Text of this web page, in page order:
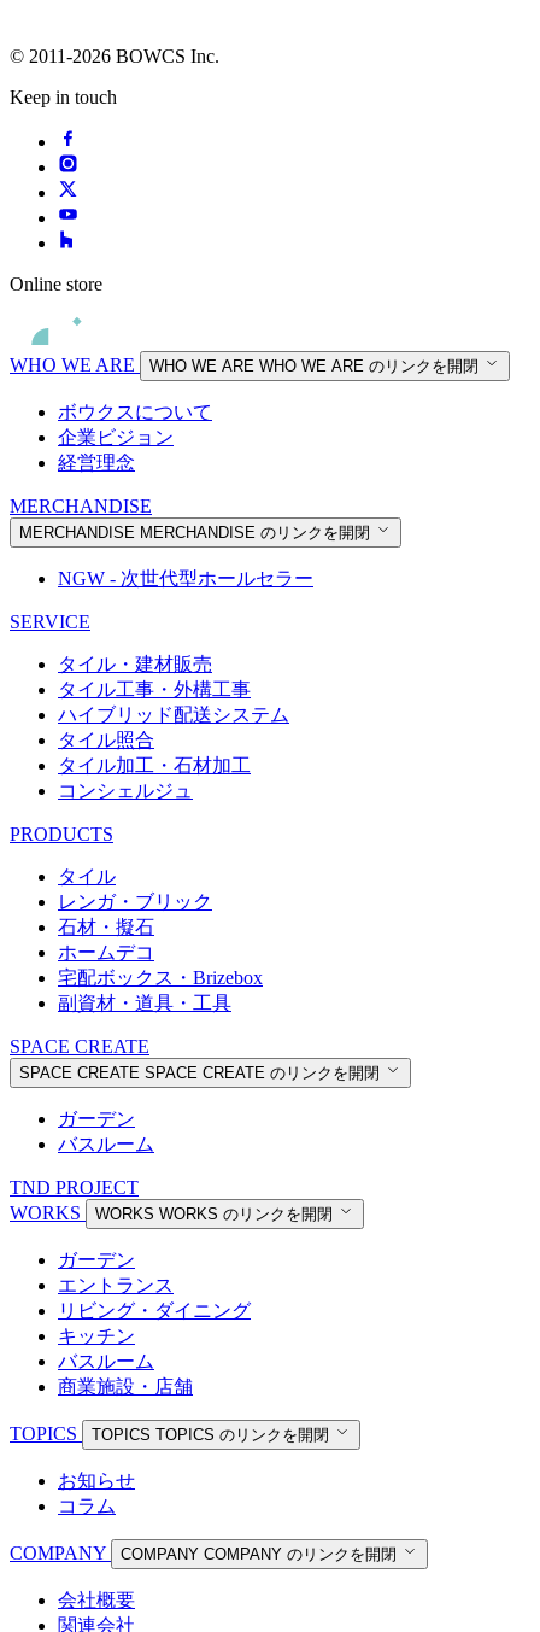
© 2011-2026 BOWCS Inc.
Keep in touch
Online store
WHO WE ARE WHO WE ARE WHO WE ARE のリンクを開閉
ボウクスについて
企業ビジョン
経営理念
MERCHANDISE
MERCHANDISE MERCHANDISE のリンクを開閉
NGW - 次世代型ホールセラー
SERVICE
タイル・建材販売
タイル工事・外構工事
ハイブリッド配送システム
タイル照合
タイル加工・石材加工
コンシェルジュ
PRODUCTS
タイル
レンガ・ブリック
石材・擬石
ホームデコ
宅配ボックス・Brizebox
副資材・道具・工具
SPACE CREATE
SPACE CREATE SPACE CREATE のリンクを開閉
ガーデン
バスルーム
TND PROJECT
WORKS
WORKS WORKS のリンクを開閉
ガーデン
エントランス
リビング・ダイニング
キッチン
バスルーム
商業施設・店舗
TOPICS TOPICS TOPICS のリンクを開閉
お知らせ
コラム
COMPANY COMPANY COMPANY のリンクを開閉
会社概要
関連会社